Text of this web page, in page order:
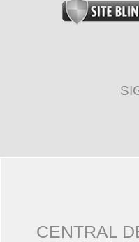
CENTRAL